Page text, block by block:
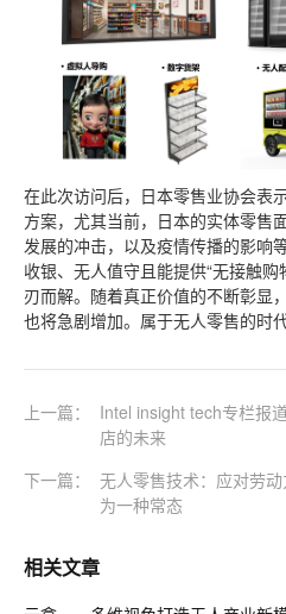
在此次访问后，日本零售业协会表
方案，尤其当前，日本的实体零售
发展的冲击，以及疫情传播的影响
收银、无人值守且能提供“无接触
刃而解。随着真正价值的不断彰显
也将急剧增加。属于无人零售的时
上一篇：
Intel insight tech专栏报
店的未来
下一篇：
无人零售技术：应对劳
为一种常态
相关文章